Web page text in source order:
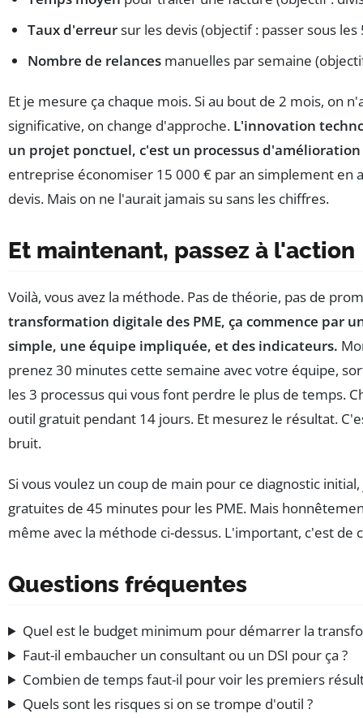
Taux d'erreursur les devis (objectif : passer sous les
Nombre de relances manuelles par semaine
Et je mesure ça chaque mois. Si au bout de 2 mois, on
significative, on change d'approche. L'innovation
un projet ponctuel, c'est un processus
entreprise économiser 15 000 € par an simplement en
devis. Mais on ne l'aurait jamais su sans les chiffres.
Et maintenant, passez à l'action
Voilà, vous avez la méthode. Pas de théorie, pas de
transformation digitale des PME, ça commence par
simple, une équipe impliquée, et des indicateurs.
prenez 30 minutes cette semaine avec votre équipe,
les 3 processus qui vous font perdre le plus de temps.
outil gratuit pendant 14 jours. Et mesurez le résultat.
bruit.
Si vous voulez un coup de main pour ce diagnostic
gratuites de 45 minutes pour les PME. Mais
même avec la méthode ci-dessus. L'important, c'est de
Questions fréquentes
Quel est le budget minimum pour démarrer la
Faut-il embaucher un consultant ou un DSI pour ça ?
Combien de temps faut-il pour voir les premiers
Quels sont les risques si on se trompe d'outil ?